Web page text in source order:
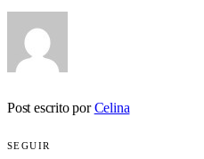
Post escrito por Celina
SEGUIR